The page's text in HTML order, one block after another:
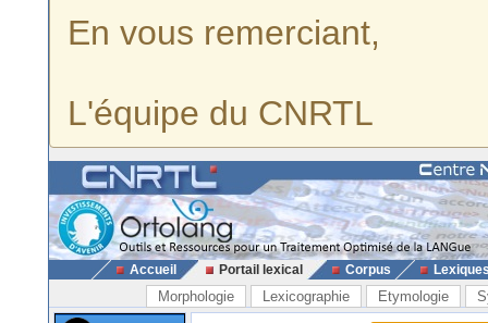
En vous remerciant,
L'équipe du CNRTL
Accueil Portail lexical Corpus
Morphologie Lexicographie Etymologie